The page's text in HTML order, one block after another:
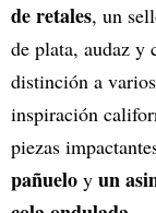
de retales, un
de plata, audaz y
distinción a
inspiración
piezas
pañuelo y un